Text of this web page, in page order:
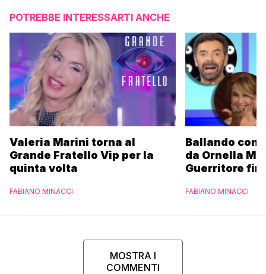
POTREBBE INTERESSARTI ANCHE
Valeria Marini torna al
Grande Fratello Vip per la
quinta volta
FABIANO MINACCI
Ballando con
da Ornella
Guerritore
l’esclusiva di
FABIANO MINACCI
MOSTRA I
COMMENTI